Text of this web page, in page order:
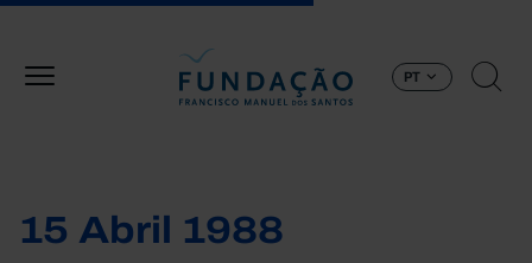
PT
15 Abril 1988